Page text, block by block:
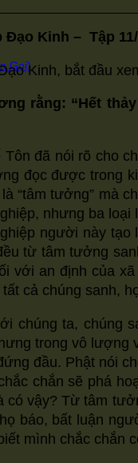
Gọi)
Đạo Kinh – Tập
Kinh, bắt đầu
rằng: “Hết
đã nói rõ cho
đọc được trong
là “tâm tưởng”
nhưng ba
người này
từ tâm tưởng
với an định của
cả chúng sanh,
chúng ta, chúng
trong vô
đầu. Phật nói
chắn sẽ phá
vậy? Từ tâm
báo, bất luận
mình chắc chắn